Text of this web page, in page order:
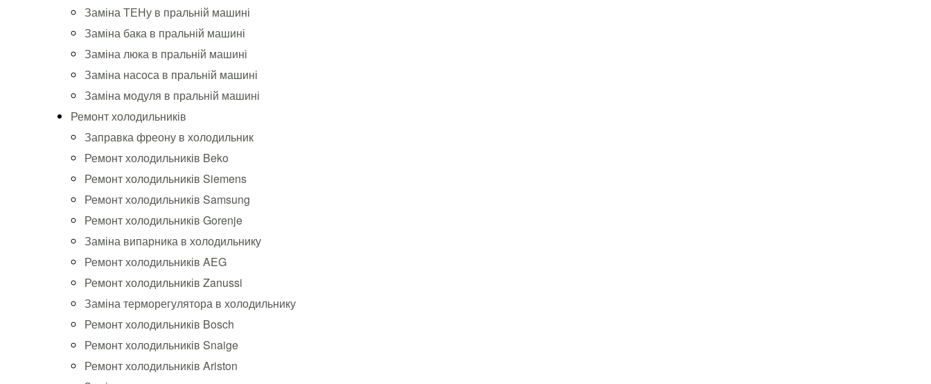
Заміна ТЕНу в пральній машині
Заміна бака в пральній машині
Заміна люка в пральній машині
Заміна насоса в пральній машині
Заміна модуля в пральній машині
Ремонт холодильників
Заправка фреону в холодильник
Ремонт холодильників Beko
Ремонт холодильників Siemens
Ремонт холодильників Samsung
Ремонт холодильників Gorenje
Заміна випарника в холодильнику
Ремонт холодильників AEG
Ремонт холодильників Zanussi
Заміна терморегулятора в холодильнику
Ремонт холодильників Bosch
Ремонт холодильників Snaige
Ремонт холодильників Ariston